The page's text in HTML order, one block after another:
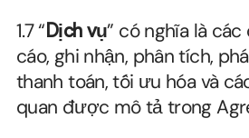
1.7 “Dịch vụ” có nghĩa là
cáo, ghi nhận, phân tích,
thanh toán, tối ưu hóa và
quan được mô tả trong